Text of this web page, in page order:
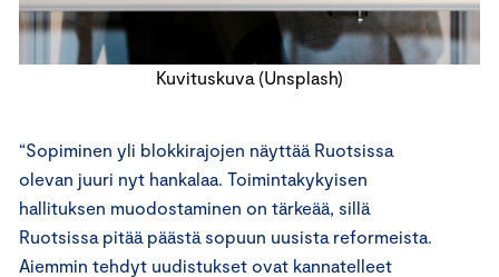
Kuvituskuva (Unsplash)
“Sopiminen yli blokkirajojen näyttää Ruotsissa
olevan juuri nyt hankalaa. Toimintakykyisen
hallituksen muodostaminen on tärkeää, sillä
Ruotsissa pitää päästä sopuun uusista reformeista.
Aiemmin tehdyt uudistukset ovat kannatelleet